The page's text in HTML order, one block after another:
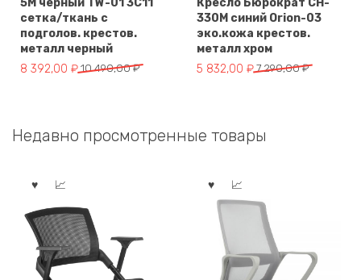
сетка/ткань с
подголов. крестов.
металл черный
10 490,00₽
Первоначальная
490,00 ₽.
8 392,00 ₽
Текущая
330M синий Orion-03
эко.кожа крестов.
металл хром
7 290,00₽
Первоначальная
290,00 ₽.
5 832,00 ₽
Текущая
Недавно просмотренные товары